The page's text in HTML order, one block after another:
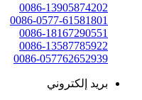
0086-13905874202
0086-0577-61581801
0086-18167290551
0086-13587785922
0086-057762652939
بريد إلكتروني